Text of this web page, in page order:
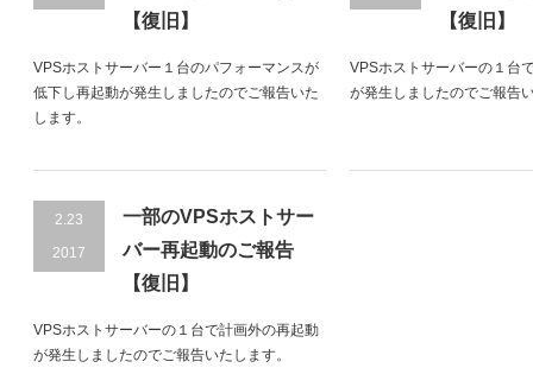
【復旧】
VPSホストサーバー１台のパフォーマンスが
低下し再起動が発生しましたのでご報告いた
します。
【復旧】
VPSホストサーバーの１台
が発生しましたのでご報告
2.23
2017
一部のVPSホストサー
バー再起動のご報告
【復旧】
VPSホストサーバーの１台で計画外の再起動
が発生しましたのでご報告いたします。